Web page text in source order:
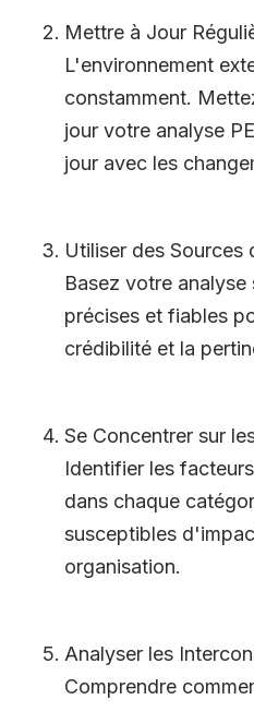
Mettre à Jour
L'environnement
constamment.
jour votre analyse
jour avec les
Utiliser des Sources
Basez votre analyse
précises et fiables
crédibilité et la
Se Concentrer sur
Identifier les
dans chaque
susceptibles d'
organisation.
Analyser les
Comprendre